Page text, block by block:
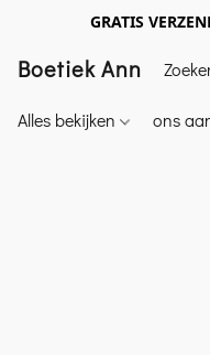
GRATIS
Boetiek Ann
Alles bekijken ons